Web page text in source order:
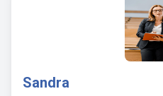
Sandra